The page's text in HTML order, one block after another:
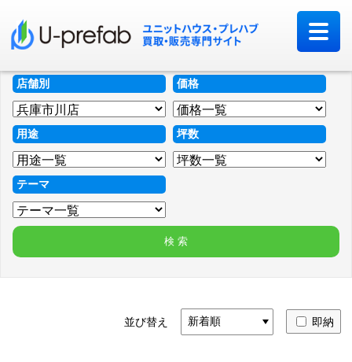
店舗別 価格
用途 坪数
テーマ
並び替え 即納